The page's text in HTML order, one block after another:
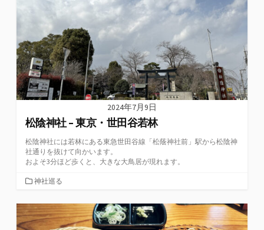
2024年7月9日
松陰神社 – 東京・世田谷若林
松陰神社には若林にある東急世田谷線「松蔭神社前」駅から松陰神
社通りを抜けて向かいます。
およそ3分ほど歩くと、大きな大鳥居が現れます。
カ
ゴ
リ
ー
神社巡る